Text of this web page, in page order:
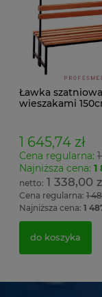
Ławka
wieszakami
1 645,74 zł
Cena regularna:
Najniższa cena: 1
1 338,00
Cena regularna: 1
Najniższa cena: 1
do koszyka